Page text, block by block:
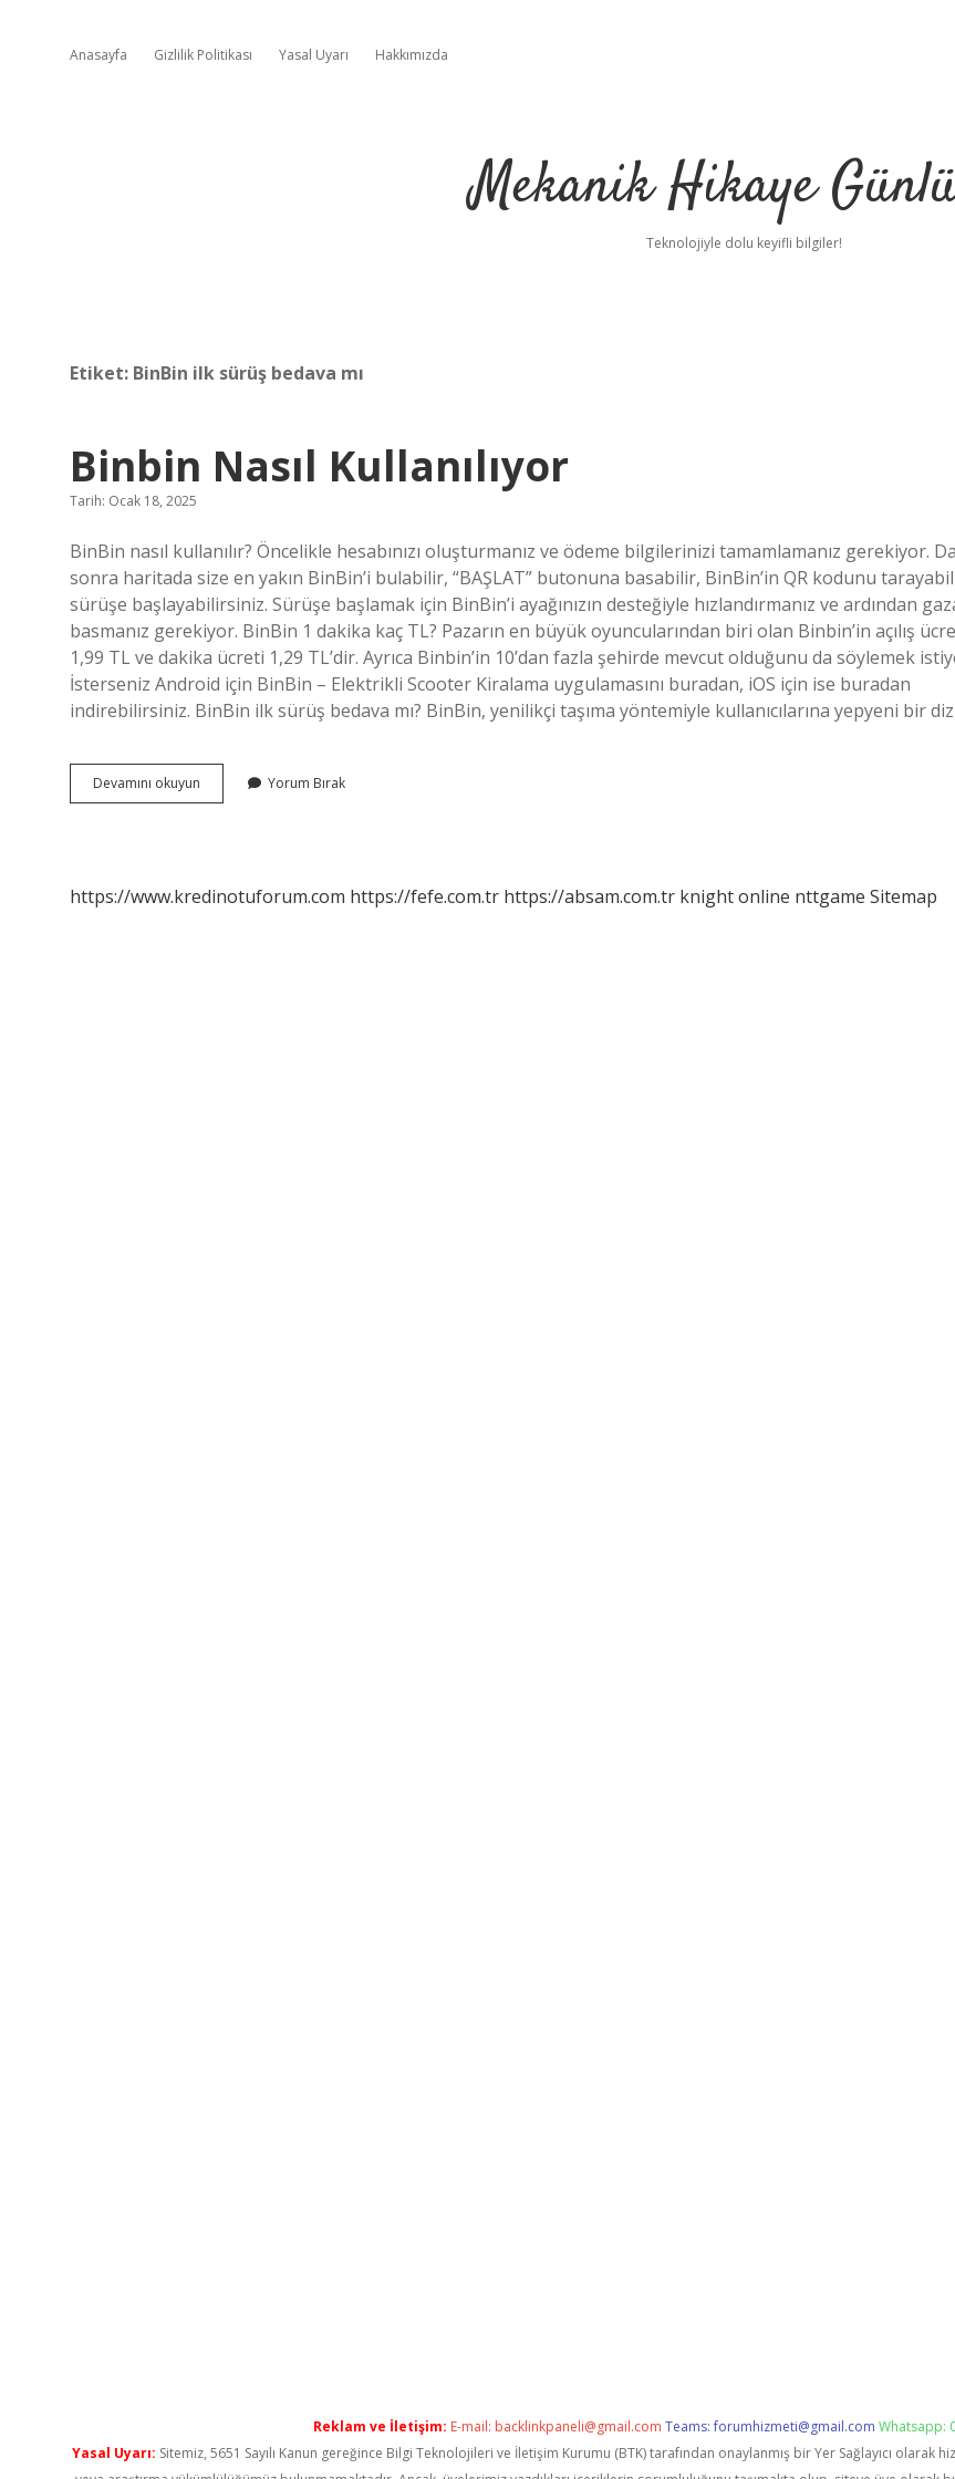
Anasayfa Gizlilik Politikası Yasal Uyarı Hakkımızda
Mekanik Hikaye
Teknolojiyle dolu keyifli bilgiler!
Etiket: BinBin ilk sürüş bedava mı
Binbin Nasıl Kullanılıyor
Tarih: Ocak 18, 2025
BinBin nasıl kullanılır? Öncelikle hesabınızı oluşturmanız ve ödeme bilgilerinizi tamamlamanız gerekiyor.
sonra haritada size en yakın BinBin’i bulabilir, “BAŞLAT” butonuna basabilir, BinBin’in QR kodunu
sürüşe başlayabilirsiniz. Sürüşe başlamak için BinBin’i ayağınızın desteğiyle hızlandırmanız ve ardından
basmanız gerekiyor. BinBin 1 dakika kaç TL? Pazarın en büyük oyuncularından biri olan Binbin’in açılış
1,99 TL ve dakika ücreti 1,29 TL’dir. Ayrıca Binbin’in 10’dan fazla şehirde mevcut olduğunu da söylemek
İsterseniz Android için BinBin – Elektrikli Scooter Kiralama uygulamasını buradan, iOS için ise buradan
indirebilirsiniz. BinBin ilk sürüş bedava mı? BinBin, yenilikçi taşıma yöntemiyle kullanıcılarına yepyeni bir
Devamını okuyun
Nasıl
Yorum Bırak
https://www.kredinotuforum.com https://fefe.com.tr https://absam.com.tr knight online nttgame Sitemap
Reklam ve İletişim: E-mail: backlinkpaneli@gmail.com Teams:forumhizmeti@gmail.com Whatsapp:
Yasal Uyarı: Sitemiz, 5651 Sayılı Kanun gereğince Bilgi Teknolojileri ve İletişim Kurumu (BTK) tarafından onaylanmış bir Yer Sağlayıcı